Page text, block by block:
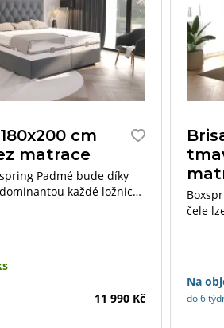
cm
matrace
Padmé bude díky
každé ložnice.
11 990 Kč
čele
Na
do 6